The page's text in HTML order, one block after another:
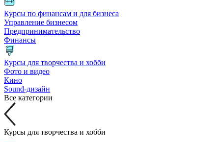
Курсы по финансам и для бизнеса
Управление бизнесом
Предпринимательство
Финансы
Курсы для творчества и хобби
Фото и видео
Кино
Sound-дизайн
Все категории
Курсы для творчества и хобби